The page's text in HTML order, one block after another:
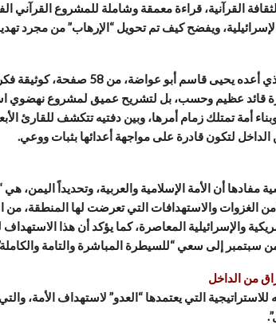
القرآنية، قراءة معمقة وشاملة للمشروع
ويفضح كيف تم تحويل “الإرهاب” من مجرد
وفي هذا السياق يبرز الكتاب الذي أعده
قائد عظيم وحسب، بل لتشريح عميق لمشروع نهضوي
أمة تمتلك زمام أمرها، وبين دفتيه تتكشف للقارئ
لتكون قادرة على مواجهة أعدائها بثبات ووعي.
أن الأمة الإسلامية والعربية، وتحديداً اليمن، هي
الغزوات والاستهدافات التي تعرضت لها المنطقة، من
والإسرائيلية المعاصرة، كما يؤكد أن هذا
إلى سعي “للسيطرة المباشرة والتامة
من الداخل
التي يعتمدها “العدو” لاستهداف الأمة،